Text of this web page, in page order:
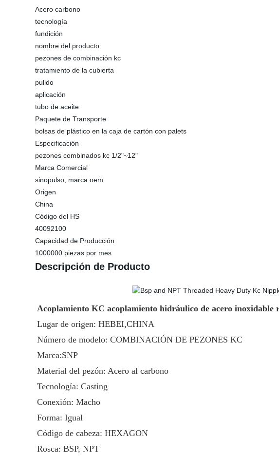
Acero carbono
tecnología
fundición
nombre del producto
pezones de combinación kc
tratamiento de la cubierta
pulido
aplicación
tubo de aceite
Paquete de Transporte
bolsas de plástico en la caja de cartón con palets
Especificación
pezones combinados kc 1/2"~12"
Marca Comercial
sinopulso, marca oem
Origen
China
Código del HS
40092100
Capacidad de Producción
1000000 piezas por mes
Descripción de Producto
Acoplamiento KC acoplamiento hidráulico de acero inoxidable
Lugar de origen: HEBEI,CHINA
Número de modelo: COMBINACIÓN DE PEZONES KC
Marca:SNP
Material del pezón: Acero al carbono
Tecnología: Casting
Conexión: Macho
Forma: Igual
Código de cabeza: HEXAGON
Rosca: BSP, NPT